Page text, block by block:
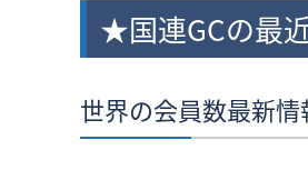
★国連GCの最
世界の会員数最新情